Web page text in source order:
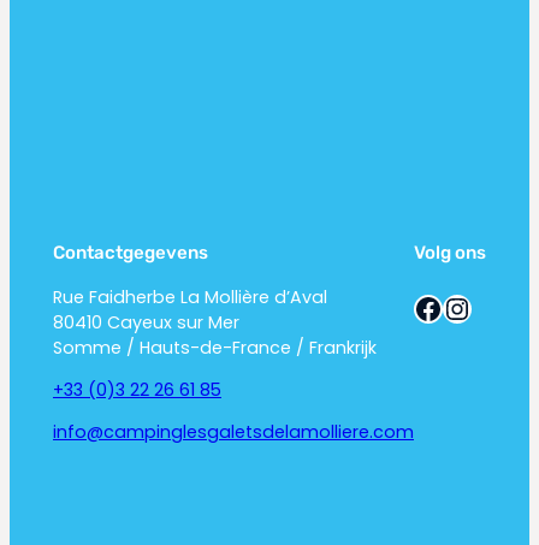
Contactgegevens
Rue Faidherbe La Mollière d’Aval
80410 Cayeux sur Mer
Somme / Hauts-de-France / Frankrijk
+33 (0)3 22 26 61 85
info@campinglesgaletsdelamolliere.com
Volg ons
Facebook Instagram